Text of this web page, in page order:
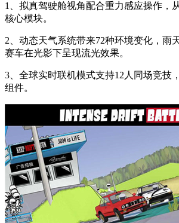
1、拟真驾驶舱视角配合重力感应操作，
核心模块。
2、动态天气系统带来72种环境变化，
赛车在光影下呈现流光效果。
3、全球实时联机模式支持12人同场竞技
组件。